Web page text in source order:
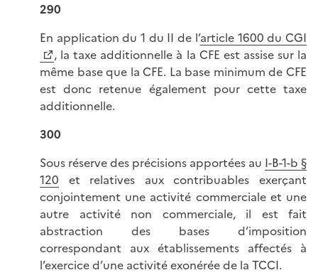
290
En application du 1 du II de l’article 1600 du CGI
, la taxe additionnelle à la CFE est assise sur la
même base que la CFE. La base minimum de CFE
est donc retenue également pour cette taxe
additionnelle.
300
Sous réserve des précisions apportées au I-B-1-b §
120 et relatives aux contribuables exerçant
conjointement une activité commerciale et une
autre activité non commerciale, il est fait
abstraction des bases d’imposition
correspondant aux établissements affectés à
l’exercice d’une activité exonérée de la TCCI.